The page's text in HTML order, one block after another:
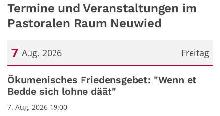
Termine und Veranstaltungen im
Pastoralen Raum Neuwied
Freitag
7 Aug. 2026
Datum: 7. August 2026
Ökumenisches Friedensgebet: "Wenn et
Bedde sich lohne däät"
7. Aug. 2026 19:00